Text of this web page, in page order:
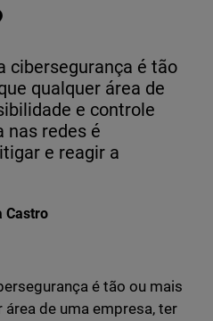
cibersegurança é tão
qualquer área de
e controle
nas redes é
e reagir a
Castro
X on Reddit
é tão ou mais
de uma empresa, ter